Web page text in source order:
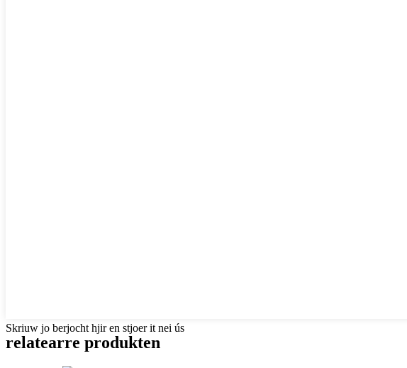
Skriuw jo berjocht hjir en stjoer it nei ús
relatearre produkten